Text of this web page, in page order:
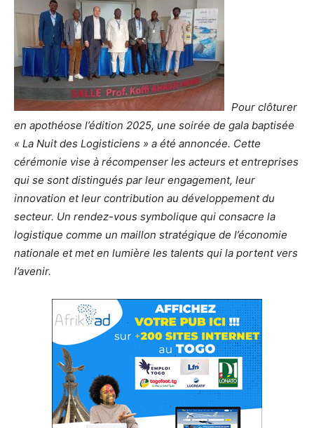
Pour clôturer
en apothéose l’édition 2025, une soirée de gala baptisée
« La Nuit des Logisticiens » a été annoncée. Cette
cérémonie vise à récompenser les acteurs et entreprises
qui se sont distingués par leur engagement, leur
innovation et leur contribution au développement du
secteur. Un rendez-vous symbolique qui consacre la
logistique comme un maillon stratégique de l’économie
nationale et met en lumière les talents qui la portent vers
l’avenir.